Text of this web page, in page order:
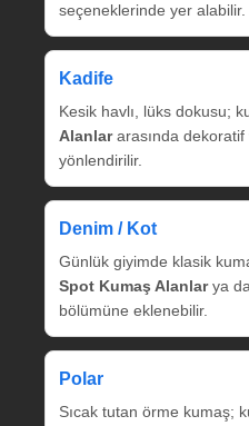
seçeneklerinde yer alabilir.
Kadife
Kesik havlı, lüks dokusu;
Alanlararasında
yönlendirilir.
Denim / Kot
Günlük giyimde klasik
Spot Kumaş Alanlarya
bölümüne eklenebilir.
Polar
Sıcak tutan örme kumaş;